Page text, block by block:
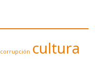
corrupción cultura